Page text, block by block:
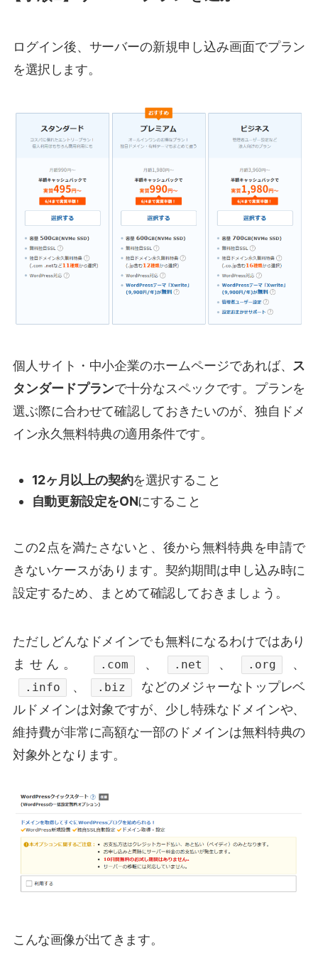
ログイン後、サーバーの新規申し込み画面でプラン
を選択します。
個人サイト・中小企業のホームページであれば、 ス
タンダードプランで十分なスペックです。プランを
選ぶ際に合わせて確認しておきたいのが、独自ドメ
イン永久無料特典の適用条件です。
12ヶ月以上の契約を選択すること
自動更新設定をONにすること
この2点を満たさないと、後から無料特典を申請で
きないケースがあります。契約期間は申し込み時に
設定するため、まとめて確認しておきましょう。
ただしどんなドメインでも無料になるわけではあり
ません。
.com 、 .net 、 .org 、
.info 、 .biz
などのメジャーなトップレベ
ルドメインは対象ですが、少し特殊なドメインや、
維持費が非常に高額な一部のドメインは無料特典の
対象外となります。
こんな画像が出てきます。